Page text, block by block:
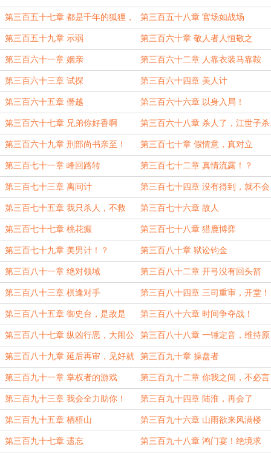
狠！
第三百五十七章 都是千年的狐狸，
玩什么聊斋？
第三百五十八章 官场如战场
第三百五十九章 示弱 第三百六十章 敬人者人恒敬之
第三百六十一章 姻亲 第三百六十二章 人靠衣装马靠鞍
第三百六十三章 试探 第三百六十四章 美人计
第三百六十五章 僭越 第三百六十六章 以身入局！
第三百六十七章 兄弟你好香啊 第三百六十八章 杀人了，江世子杀
人了！
第三百六十九章 刑部尚书亲至！ 第三百七十章 假情意，真对立
第三百七十一章 峰回路转 第三百七十二章 真情流露！？
第三百七十三章 离间计 第三百七十四章 没有得到，就不会
失去
第三百七十五章 我只杀人，不救
人！
第三百七十六章 故人
第三百七十七章 桃花癫 第三百七十八章 猎鹿博弈
第三百七十九章 美男计！？ 第三百八十章 狱讼钧金
第三百八十一章 绝对领域 第三百八十二章 开弓没有回头箭
第三百八十三章 棋逢对手 第三百八十四章 三司重审，开堂！
第三百八十五章 御史台，是敌是
友？
第三百八十六章 时间争夺战！
第三百八十七章 纵凶行恶，大闹公
堂！
第三百八十八章 一锤定音，维持原
判！
第三百八十九章 延后再审，见好就
收
第三百九十章 操盘者
第三百九十一章 掌权者的游戏 第三百九十二章 你我之间，不必言
谢！
第三百九十三章 我会全力助你！ 第三百九十四章 陆淮，再会了
第三百九十五章 栖梧山 第三百九十六章 山雨欲来风满楼
第三百九十七章 遗忘 第三百九十八章 鸿门宴！绝境求